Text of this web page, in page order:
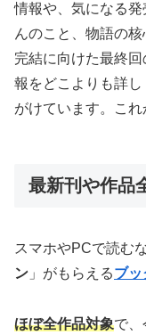
情報や、気になる
んのこと、物語の
完結に向けた最終
報をどこよりも詳
がけています。これ
最新刊や作品
スマホやPCで読む
ン 」がもらえるブッ
ほぼ全作品対象で、